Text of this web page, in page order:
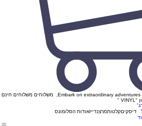
Embark on extraordinary adventures with our tailored travel experiences, משלוחים משלוחים חינם
דיסקיםקלטותמרצנדייזאודות הסלומונס